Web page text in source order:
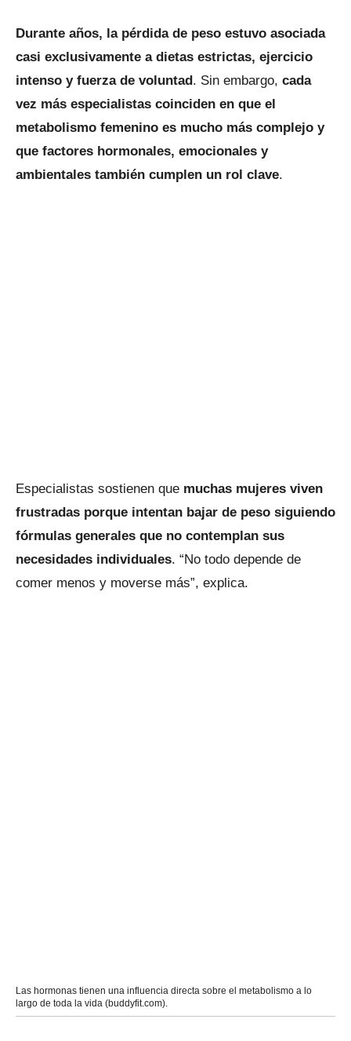
Durante años, la pérdida de peso estuvo asociada
casi exclusivamente a dietas estrictas, ejercicio
intenso y fuerza de voluntad. Sin embargo, cada
vez más especialistas coinciden en que el
metabolismo femenino es mucho más complejo y
que factores hormonales, emocionales y
ambientales también cumplen un rol clave.
Especialistas sostienen que muchas mujeres viven
frustradas porque intentan bajar de peso siguiendo
fórmulas generales que no contemplan sus
necesidades individuales. “No todo depende de
comer menos y moverse más”, explica.
Las hormonas tienen una influencia directa sobre el metabolismo a lo
largo de toda la vida (buddyfit.com).